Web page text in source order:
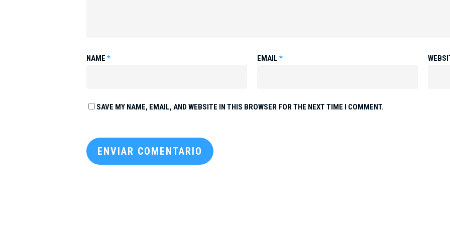
NAME * EMAIL *
SAVE MY NAME, EMAIL, AND WEBSITE IN THIS BROWSER FOR THE NEXT TIME I COMMENT.